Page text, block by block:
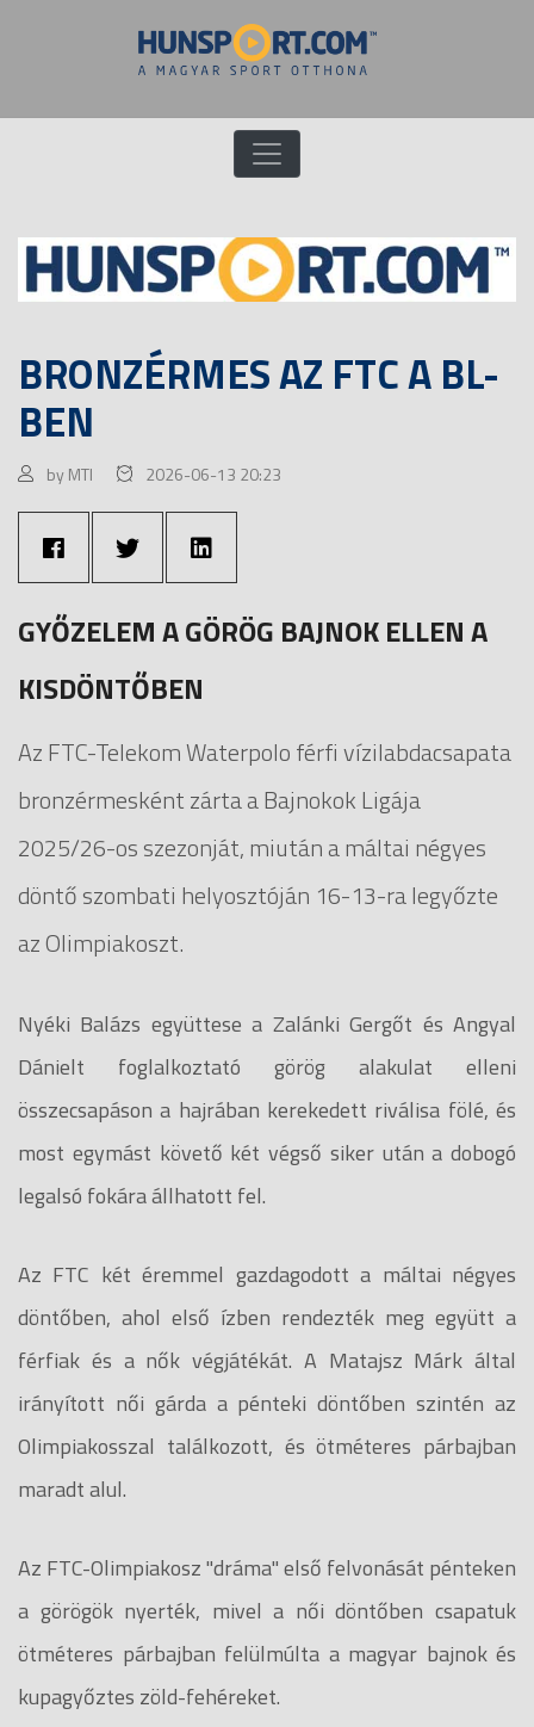
BRONZÉRMES AZ FTC A BL-
BEN
by MTI 2026-06-13 20:23
GYŐZELEM A GÖRÖG BAJNOK ELLEN A
KISDÖNTŐBEN
Az FTC-Telekom Waterpolo férfi vízilabdacsapata
bronzérmesként zárta a Bajnokok Ligája
2025/26-os szezonját, miután a máltai négyes
döntő szombati helyosztóján 16-13-ra legyőzte
az Olimpiakoszt.
Nyéki Balázs együttese a Zalánki Gergőt és Angyal
Dánielt foglalkoztató görög alakulat elleni
összecsapáson a hajrában kerekedett riválisa fölé, és
most egymást követő két végső siker után a dobogó
legalsó fokára állhatott fel.
Az FTC két éremmel gazdagodott a máltai négyes
döntőben, ahol első ízben rendezték meg együtt a
férfiak és a nők végjátékát. A Matajsz Márk által
irányított női gárda a pénteki döntőben szintén az
Olimpiakosszal találkozott, és ötméteres párbajban
maradt alul.
Az FTC-Olimpiakosz "dráma" első felvonását pénteken
a görögök nyerték, mivel a női döntőben csapatuk
ötméteres párbajban felülmúlta a magyar bajnok és
kupagyőztes zöld-fehéreket.